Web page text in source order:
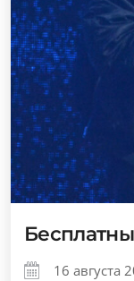
16 августа